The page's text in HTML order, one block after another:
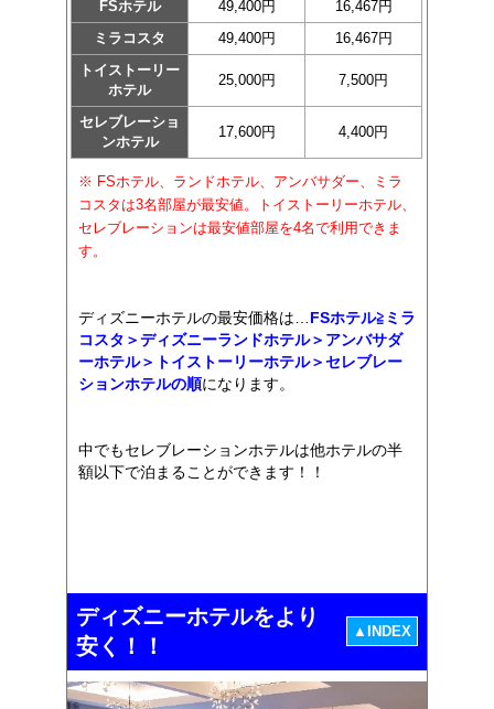
FSホテル 49,400円
16,467円
ミラコスタ
49,400円
16,467円
トイストーリー
ホテル
25,000円 7,500円
セレブレーショ
ンホテル
17,600円 4,400円
※ FSホテル、ランドホテル、アンバサダー、ミラ
コスタは3名部屋が最安値。トイストーリーホテル、
セレブレーションは最安値部屋を4名で利用できま
す。
ディズニーホテルの最安価格は… FSホテル≧ミラ
コスタ＞ディズニーランドホテル＞アンバサダ
ーホテル＞トイストーリーホテル＞セレブレー
ションホテルの順になります。
中でもセレブレーションホテルは他ホテルの半
額以下で泊まることができます！！
ディズニーホテルをより
安く！！
▲INDEX